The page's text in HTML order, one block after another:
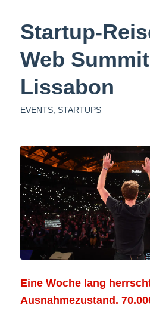
Startup-
Web
Lissabon
EVENTS, STARTUPS
Eine Woche lang
Ausnahmezustand.